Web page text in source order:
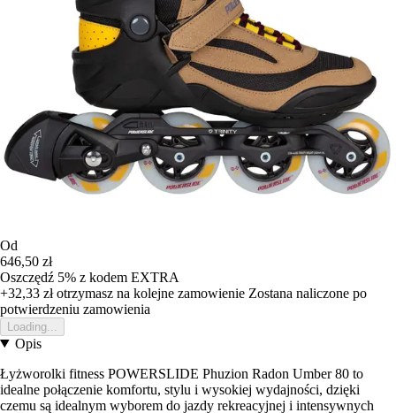
Od
646,50 zł
Oszczędź 5% z kodem EXTRA
+32,33 złotrzymasz na kolejne zamowienie Zostana naliczone po
potwierdzeniu zamowienia
Loading...
Opis
Łyżworolki fitness POWERSLIDE Phuzion Radon Umber 80 to
idealne połączenie komfortu, stylu i wysokiej wydajności, dzięki
czemu są idealnym wyborem do jazdy rekreacyjnej i intensywnych